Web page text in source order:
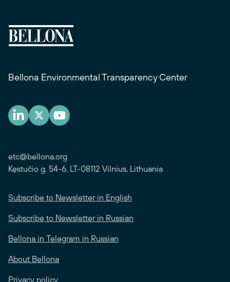
Bellona Environmental Transparency Center
etc@bellona.org
Kęstučio g. 54-6, LT-08112 Vilnius, Lithuania
Subscribe to Newsletter in English
Subscribe to Newsletter in Russian
Bellona in Telegram in Russian
About Bellona
Privacy policy